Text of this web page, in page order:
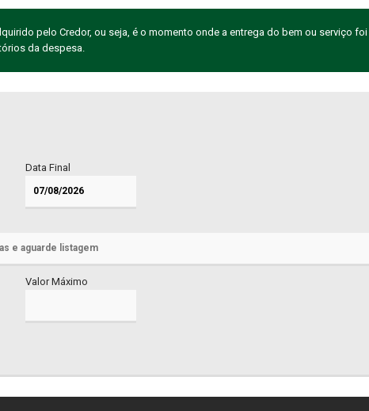
pelo Credor, ou seja, é o momento onde a entrega do bem ou serviço
da despesa.
Data Final
Valor Máximo